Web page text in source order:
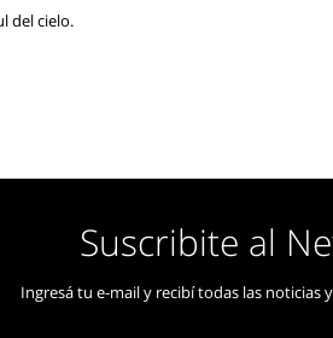
del cielo.
Suscribite al
Ingresá tu e-mail y recibí todas las noticias